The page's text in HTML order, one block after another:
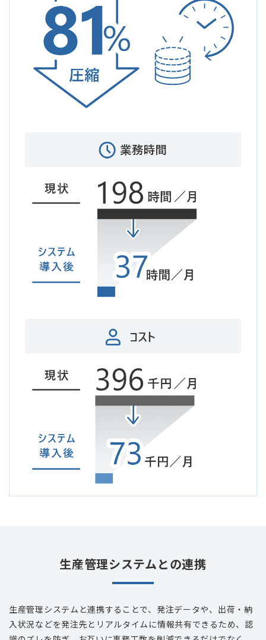
生産管理システムとの連携
生産管理システムと連携することで、発注データや、出荷・納
入状況などを発注先とリアルタイムに情報共有できるため、認